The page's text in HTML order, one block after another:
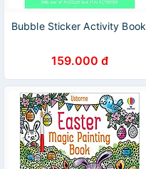
Bubble Sticker Activity Book
159.000 đ